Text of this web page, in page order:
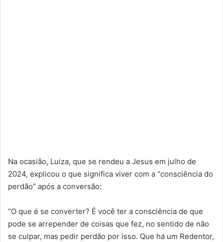
Na ocasião, Luiza, que se rendeu a Jesus em julho de
2024, explicou o que significa viver com a “consciência do
perdão” após a conversão:
“O que é se converter? É você ter a consciência de que
pode se arrepender de coisas que fez, no sentido de não
se culpar, mas pedir perdão por isso. Que há um Redentor,